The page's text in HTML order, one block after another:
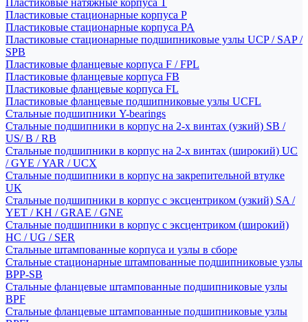
Пластиковые натяжные корпуса T
Пластиковые стационарные корпуса P
Пластиковые стационарные корпуса PA
Пластиковые стационарные подшипниковые узлы UCP / SAP /
SPB
Пластиковые фланцевые корпуса F / FPL
Пластиковые фланцевые корпуса FB
Пластиковые фланцевые корпуса FL
Пластиковые фланцевые подшипниковые узлы UCFL
Стальные подшипники Y-bearings
Стальные подшипники в корпус на 2-х винтах (узкий) SB /
US/ B / RB
Стальные подшипники в корпус на 2-х винтах (широкий) UC
/ GYE / YAR / UCX
Стальные подшипники в корпус на закрепительной втулке
UK
Стальные подшипники в корпус с эксцентриком (узкий) SA /
YET / KH / GRAE / GNE
Стальные подшипники в корпус с эксцентриком (широкий)
HC / UG / SER
Стальные штампованные корпуса и узлы в сборе
Стальные стационарные штампованные подшипниковые узлы
BPP-SB
Стальные фланцевые штампованные подшипниковые узлы
BPF
Стальные фланцевые штампованные подшипниковые узлы